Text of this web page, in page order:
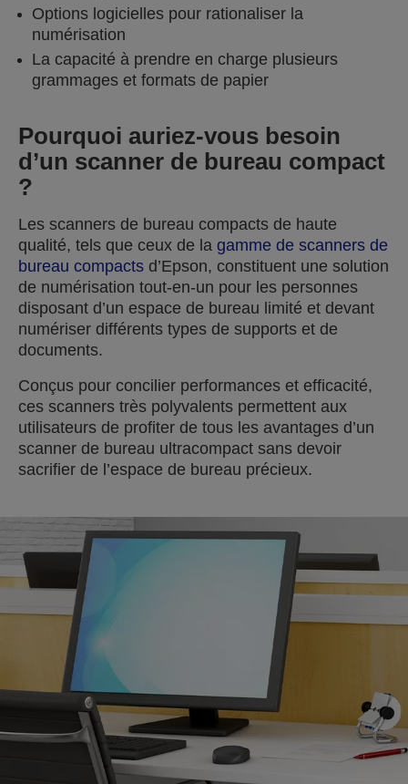
Options logicielles pour rationaliser la
numérisation
La capacité à prendre en charge plusieurs
grammages et formats de papier
Pourquoi auriez-vous besoin
d’un scanner de bureau compact
?
Les scanners de bureau compacts de haute
qualité, tels que ceux de la gamme de scanners de
bureau compacts d’Epson, constituent une solution
de numérisation tout-en-un pour les personnes
disposant d’un espace de bureau limité et devant
numériser différents types de supports et de
documents.
Conçus pour concilier performances et efficacité,
ces scanners très polyvalents permettent aux
utilisateurs de profiter de tous les avantages d’un
scanner de bureau ultracompact sans devoir
sacrifier de l’espace de bureau précieux.